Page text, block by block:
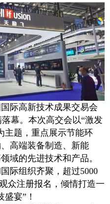
际高新技术成果交易会
落幕。本次高交会以“激发
主题，重点展示节能环
高端装备制造、新能
域的先进技术和产品。
际组织齐聚，超过5000
众注册报名，倾情打造一
宴”！